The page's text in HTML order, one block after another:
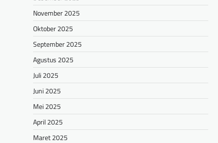
November 2025
Oktober 2025
September 2025
Agustus 2025
Juli 2025
Juni 2025
Mei 2025
April 2025
Maret 2025